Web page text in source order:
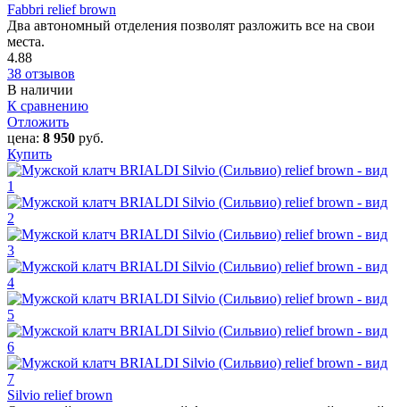
Fabbri relief brown
Два автономный отделения позволят разложить все на свои
места.
4.88
38 отзывов
В наличии
К сравнению
Отложить
цена: 8 950 руб.
Купить
Silvio relief brown